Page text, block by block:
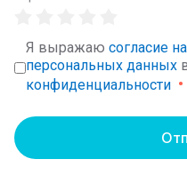
Я выражаю согласие
персональных данных
конфиденциальности